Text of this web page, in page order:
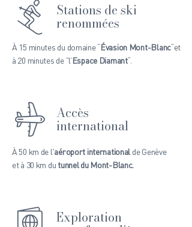
Stations de ski
renommées
À 15 minutes du domaine “Évasion Mont-Blanc“et
à 20 minutes de ”l’Espace Diamant“.
Accès
international
À 50 km de l'aéroport international de Genève
et à 30 km du tunnel du Mont-Blanc.
Exploration